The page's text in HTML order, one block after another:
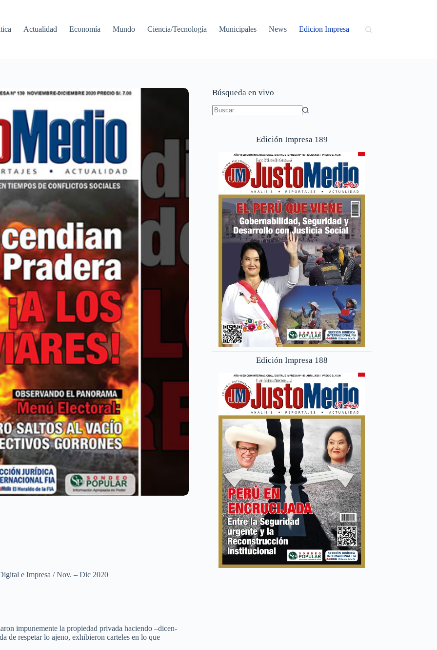
Actualidad Economía Mundo Ciencia/Tecnología Municipales News Edicion Impresa
e Impresa / Nov. – Dic 2020
impunemente la propiedad privada haciendo –dicen-
de respetar lo ajeno, exhibieron carteles en lo que
Búsqueda en vivo
Edición Impresa 189
Edición Impresa 188